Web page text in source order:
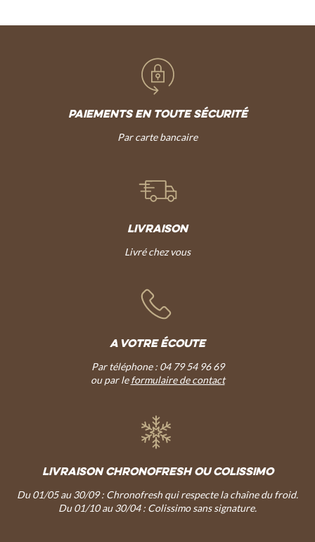
PAIEMENTS EN TOUTE SÉCURITÉ
Par carte bancaire
LIVRAISON
Livré chez vous
A VOTRE ÉCOUTE
Par téléphone : 04 79 54 96 69
ou par leformulaire de contact
LIVRAISON CHRONOFRESH OU COLISSIMO
Du 01/05 au 30/09 : Chronofresh qui respecte la chaîne du froid.
Du 01/10 au 30/04 : Colissimo sans signature.